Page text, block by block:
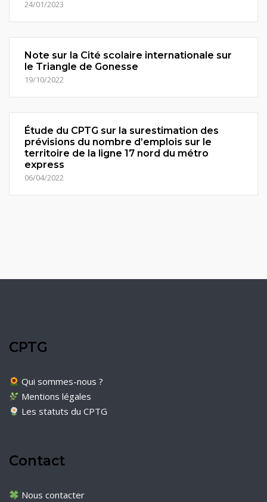
24/01/2023
Note sur la Cité scolaire internationale sur
le Triangle de Gonesse
19/10/2022
Étude du CPTG sur la surestimation des
prévisions du nombre d’emplois sur le
territoire de la ligne 17 nord du métro
express
06/04/2022
CPTG
Qui sommes-nous ?
Mentions légales
Les statuts du CPTG
Contact
Nous contacter